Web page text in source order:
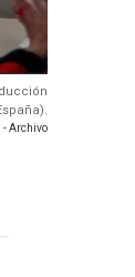
- Archivo